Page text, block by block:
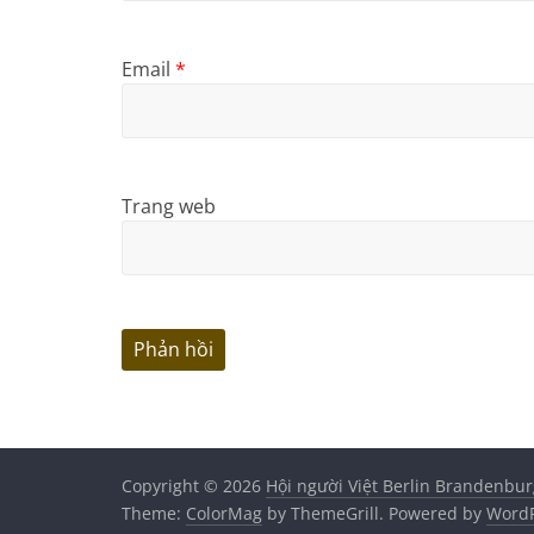
Email *
Trang web
Copyright © 2026 Hội người Việt Berlin
Theme: ColorMag by ThemeGrill. Powered by